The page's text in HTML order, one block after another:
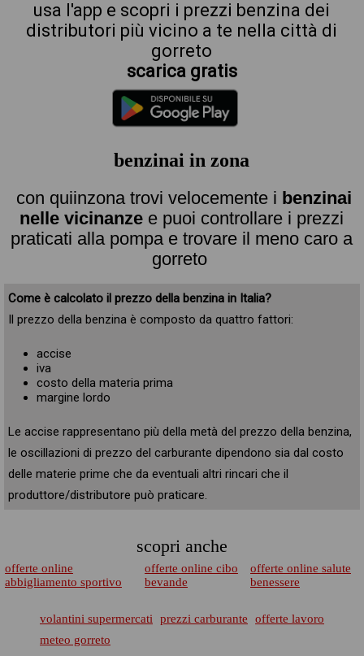
usa l'app e scopri i prezzi benzina dei
distributori più vicino a te nella città di
gorreto
scarica gratis
benzinai in zona
con quiinzona trovi velocemente i benzinai
nelle vicinanze e puoi controllare i prezzi
praticati alla pompa e trovare il meno caro a
gorreto
Come è calcolato il prezzo della benzina in Italia?
Il prezzo della benzina è composto da quattro fattori:
accise
iva
costo della materia prima
margine lordo
Le accise rappresentano più della metà del prezzo della benzina,
le oscillazioni di prezzo del carburante dipendono sia dal costo
delle materie prime che da eventuali altri rincari che il
produttore/distributore può praticare.
scopri anche
offerte online
abbigliamento sportivo
offerte online cibo
bevande
offerte online salute
benessere
volantini supermercati prezzi carburante
offerte lavoro
meteo gorreto